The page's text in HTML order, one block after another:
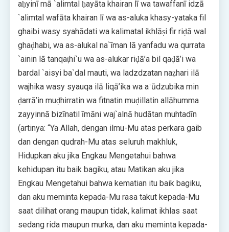
aḥyinī mā `alimtal ḥayāta khairan lī wa tawaffanī idzā
`alimtal wafāta khairan lī wa as-aluka khasy-yataka fil
ghaibi wasy syahādati wa kalimatal ikhlāṣi fir riḍā wal
ghaḍhabi, wa as-alukal na`īman lā yanfadu wa qurrata
`ainin lā tanqaṭhi`u wa as-alukar riḍā’a bil qaḍā’i wa
bardal `aisyi ba`dal mauti, wa ladzdzatan naẓhari ilā
wajhika wasy syauqa ilā liqā’ika wa aʿūdzubika min
ḍarrā’in muḍhirratin wa fitnatin muḍillatin allāhumma
zayyinnā bizīnatil īmāni waj`alnā hudātan muhtadīn
(artinya: “Ya Allah, dengan ilmu-Mu atas perkara gaib
dan dengan qudrah-Mu atas seluruh makhluk,
Hidupkan aku jika Engkau Mengetahui bahwa
kehidupan itu baik bagiku, atau Matikan aku jika
Engkau Mengetahui bahwa kematian itu baik bagiku,
dan aku meminta kepada-Mu rasa takut kepada-Mu
saat dilihat orang maupun tidak, kalimat ikhlas saat
sedang rida maupun murka, dan aku meminta kepada-